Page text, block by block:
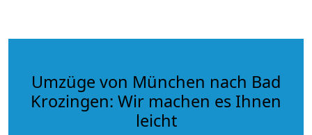
Umzüge von München nach Bad
Krozingen: Wir machen es Ihnen
leicht